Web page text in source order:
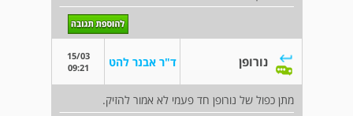
נורופן ד"ר אבנר להט
15/03
09:21
מתן כפול של נורופן חד פעמי לא אמור להזיק.